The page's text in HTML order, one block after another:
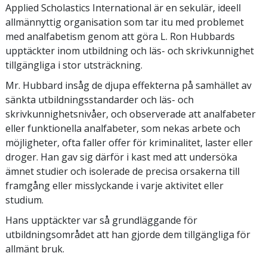
Applied Scholastics International är en sekulär, ideell
allmännyttig organisation som tar itu med problemet
med analfabetism genom att göra L. Ron Hubbards
upptäckter inom utbildning och läs- och skrivkunnighet
tillgängliga i stor utsträckning.
Mr. Hubbard insåg de djupa effekterna på samhället av
sänkta utbildningsstandarder och läs- och
skrivkunnighetsnivåer, och observerade att analfabeter
eller funktionella analfabeter, som nekas arbete och
möjligheter, ofta faller offer för kriminalitet, laster eller
droger. Han gav sig därför i kast med att undersöka
ämnet studier och isolerade de precisa orsakerna till
framgång eller misslyckande i varje aktivitet eller
studium.
Hans upptäckter var så grundläggande för
utbildningsområdet att han gjorde dem tillgängliga för
allmänt bruk.